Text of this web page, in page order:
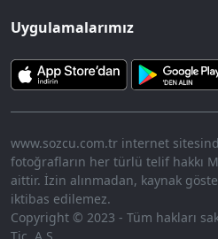
Uygulamalarımız
www.sozcu.com.tr internet
fotoğrafların her türlü telif hakkı
aittir. İzin alınmadan, kaynak
iktibas edilemez.
Copyright © 2023 - Tüm hakları